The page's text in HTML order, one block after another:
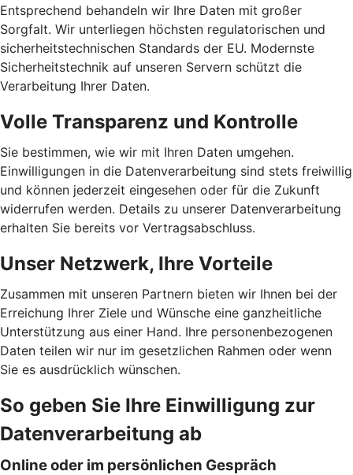
Entsprechend behandeln wir Ihre Daten mit großer
Sorgfalt. Wir unterliegen höchsten regulatorischen und
sicherheitstechnischen Standards der EU. Modernste
Sicherheitstechnik auf unseren Servern schützt die
Verarbeitung Ihrer Daten.
Volle Transparenz und Kontrolle
Sie bestimmen, wie wir mit Ihren Daten umgehen.
Einwilligungen in die Datenverarbeitung sind stets freiwillig
und können jederzeit eingesehen oder für die Zukunft
widerrufen werden. Details zu unserer Datenverarbeitung
erhalten Sie bereits vor Vertragsabschluss.
Unser Netzwerk, Ihre Vorteile
Zusammen mit unseren Partnern bieten wir Ihnen bei der
Erreichung Ihrer Ziele und Wünsche eine ganzheitliche
Unterstützung aus einer Hand. Ihre personenbezogenen
Daten teilen wir nur im gesetzlichen Rahmen oder wenn
Sie es ausdrücklich wünschen.
So geben Sie Ihre Einwilligung zur
Datenverarbeitung ab
Online oder im persönlichen Gespräch